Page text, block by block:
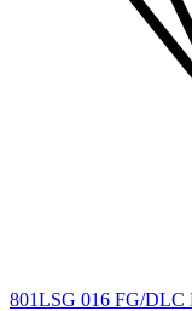
801LSG 016 FG/DLC